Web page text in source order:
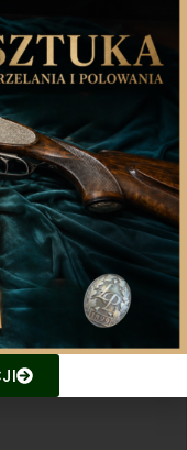
oficjalne
Borys Rudajko
przyrodzie i